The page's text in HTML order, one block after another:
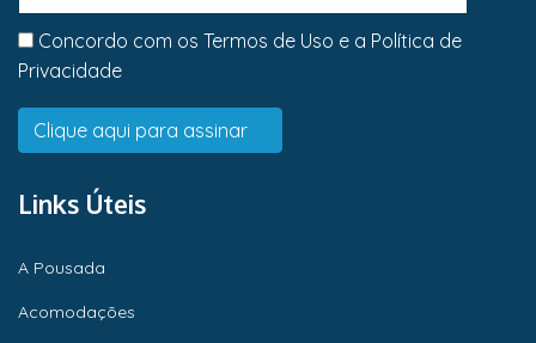
Concordo com os Termos de Uso e a Política de
Privacidade
Links Úteis
A Pousada
Acomodações